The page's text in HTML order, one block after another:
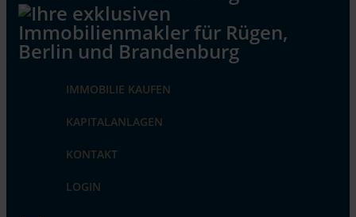
IMMOBILIE KAUFEN
KAPITALANLAGEN
KONTAKT
LOGIN